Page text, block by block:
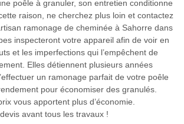
poêle à granuler, son entretien conditionne
raison, ne cherchez plus loin et contactez
ramonage de cheminée à Sahorre dans
inspecteront votre appareil afin de voir en
et les imperfections qui l’empêchent de
Elles détiennent plusieurs années
un ramonage parfait de votre poêle
pour économiser des granulés.
vous apportent plus d’économie.
avant tous les travaux !